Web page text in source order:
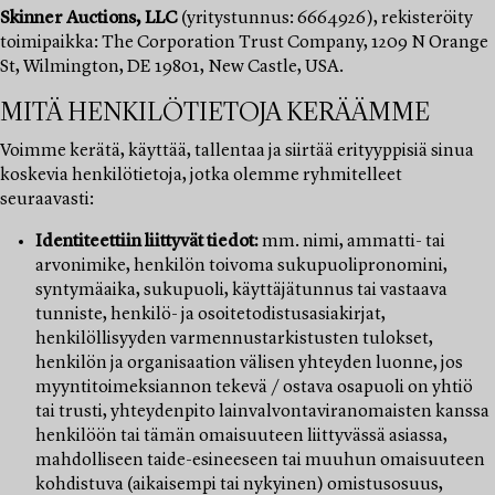
Skinner Auctions, LLC (yritystunnus: 6664926), rekisteröity
toimipaikka: The Corporation Trust Company, 1209 N Orange
St, Wilmington, DE 19801, New Castle, USA.
MITÄ HENKILÖTIETOJA KERÄÄMME
Voimme kerätä, käyttää, tallentaa ja siirtää erityyppisiä sinua
koskevia henkilötietoja, jotka olemme ryhmitelleet
seuraavasti:
Identiteettiin liittyvät tiedot:mm. nimi, ammatti- tai
arvonimike, henkilön toivoma sukupuolipronomini,
syntymäaika, sukupuoli, käyttäjätunnus tai vastaava
tunniste, henkilö- ja osoitetodistusasiakirjat,
henkilöllisyyden varmennustarkistusten tulokset,
henkilön ja organisaation välisen yhteyden luonne, jos
myyntitoimeksiannon tekevä / ostava osapuoli on yhtiö
tai trusti, yhteydenpito lainvalvontaviranomaisten kanssa
henkilöön tai tämän omaisuuteen liittyvässä asiassa,
mahdolliseen taide-esineeseen tai muuhun omaisuuteen
kohdistuva (aikaisempi tai nykyinen) omistusosuus,